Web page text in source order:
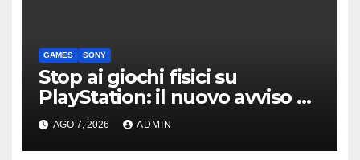
GAMES SONY
Stop ai giochi fisici su
PlayStation: il nuovo avviso di
Sony è l’ennesima conferma
AGO 7, 2026 ADMIN